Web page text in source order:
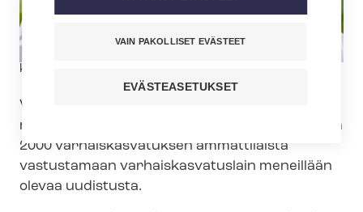
Kuvateksti
kuva: iStock
Viiden ammattiliitoon järjestämään
mielenilmaukseen kerääntyi 25. huhtikuuta noin
2000 var­hais­kas­va­tuk­sen ammattilaista
vastustamaan var­hais­kas­va­tus­lain meneillään
olevaa uudistusta.
VAIN PAKOLLISET EVÄSTEET
EVÄSTEASETUKSET